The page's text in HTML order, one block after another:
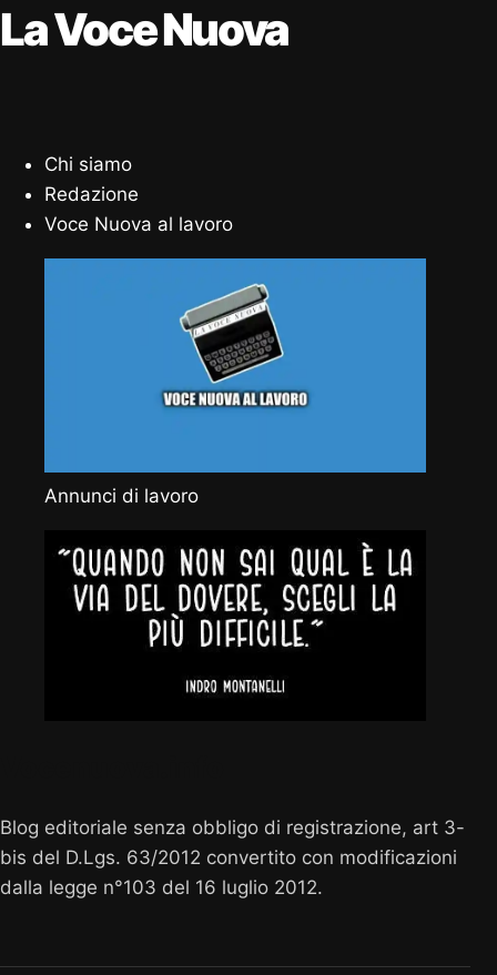
La Voce Nuova
Chi siamo
Redazione
Voce Nuova al lavoro
Annunci di lavoro
Blog editoriale senza obbligo di registrazione, art 3-
bis del D.Lgs. 63/2012 convertito con modificazioni
dalla legge n°103 del 16 luglio 2012.